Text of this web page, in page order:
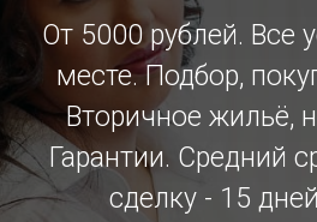
От 5000 рублей. Все
месте. Подбор,
Вторичное жильё,
Гарантии. Средний
сделку - 15